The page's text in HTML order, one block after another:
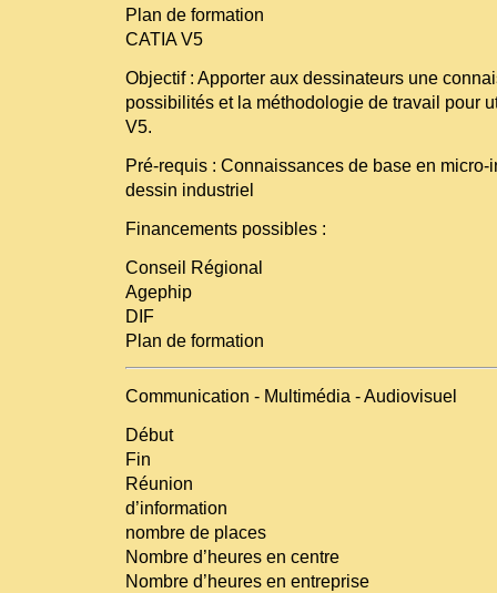
Plan de formation
CATIA V5
Objectif : Apporter aux dessinateurs une
possibilités et la méthodologie de travail pour
V5.
Pré-requis : Connaissances de base en micro-
dessin industriel
Financements possibles :
Conseil Régional
Agephip
DIF
Plan de formation
Communication - Multimédia - Audiovisuel
Début
Fin
Réunion
d’information
nombre de places
Nombre d’heures en centre
Nombre d’heures en entreprise